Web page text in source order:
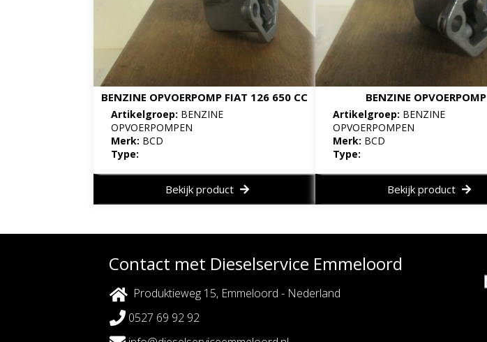
BENZINE OPVOERPOMP FIAT 126 650 CC
Artikelgroep: BENZINE
OPVOERPOMPEN
Merk: BCD
Type:
Bekijk product
BENZINE OPVOERPOMP
Artikelgroep: BENZINE
OPVOERPOMPEN
Merk: BCD
Type:
Bekijk product
Contact met Dieselservice Emmeloord
Produktieweg 15, Emmeloord - Nederland
0527 69 92 92